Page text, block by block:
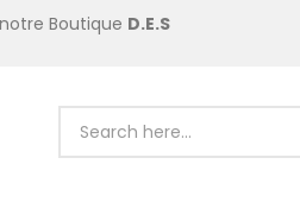
Boutique D.E.S